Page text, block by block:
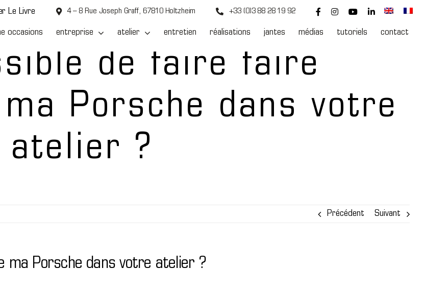
Le Livre 4 – 8 Rue Joseph Graff, 67810 Holtzheim +33 (0)3 88 28 19 92
occasions entreprise atelier entretien réalisations jantes médias tutoriels contact
de faire faire
Porsche dans votre
atelier ?
Précédent Suivant
ma Porsche dans votre atelier ?